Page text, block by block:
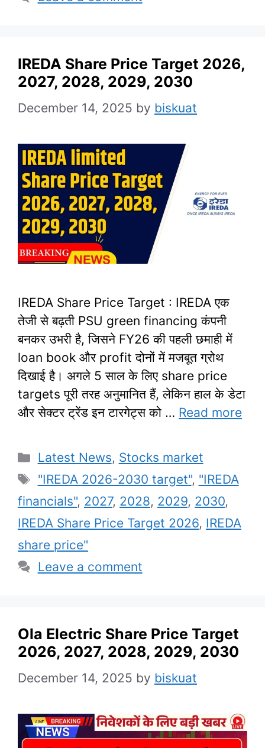
IREDA Share Price Target 2026,
2027, 2028, 2029, 2030
December 14, 2025 by biskuat
IREDA Share Price Target : IREDA एक
तेजी से बढ़ती PSU green financing कंपनी
बनकर उभरी है, जिसने FY26 की पहली छमाही में
loan book और profit दोनों में मजबूत ग्रोथ
दिखाई है। अगले 5 साल के लिए share price
targets पूरी तरह अनुमानित हैं, लेकिन हाल के डेटा
और सेक्टर ट्रेंड इन टारगेट्स को … Read more
Categories
Latest News, Stocks market
Tags
"IREDA 2026-2030 target", "IREDA
financials", 2027, 2028, 2029, 2030,
IREDA Share Price Target 2026, IREDA
share price"
Leave a comment
Ola Electric Share Price Target
2026, 2027, 2028, 2029, 2030
December 14, 2025 by biskuat